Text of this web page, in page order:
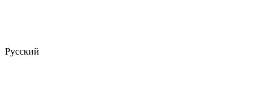
Русский